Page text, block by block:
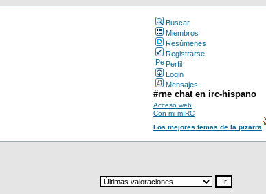
Buscar
Miembros
Resúmenes
Registrarse
Perfil
Login
Mensajes
#rne chat en irc-hispano
Acceso web
Con mi mIRC
Los mejores temas de la pizarra